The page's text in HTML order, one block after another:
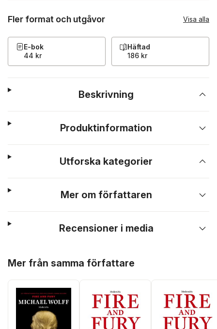
Fler format och utgåvor Visa alla
E-bok
44 kr
Häftad
186 kr
Beskrivning
Produktinformation
Utforska kategorier
Mer om författaren
Recensioner i media
Mer från samma författare